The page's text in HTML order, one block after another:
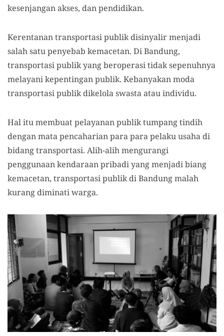
kesenjangan akses, dan pendidikan.
Kerentanan transportasi publik disinyalir menjadi
salah satu penyebab kemacetan. Di Bandung,
transportasi publik yang beroperasi tidak sepenuhnya
melayani kepentingan publik. Kebanyakan moda
transportasi publik dikelola swasta atau individu.
Hal itu membuat pelayanan publik tumpang tindih
dengan mata pencaharian para para pelaku usaha di
bidang transportasi. Alih-alih mengurangi
penggunaan kendaraan pribadi yang menjadi biang
kemacetan, transportasi publik di Bandung malah
kurang diminati warga.